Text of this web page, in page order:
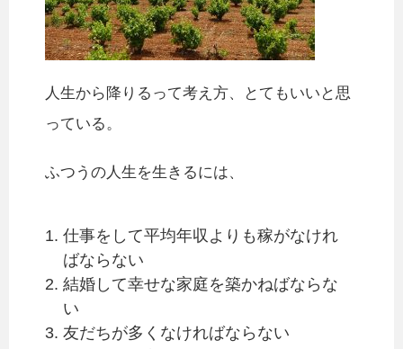
人生から降りるって考え方、とてもいいと思
っている。
ふつうの人生を生きるには、
仕事をして平均年収よりも稼がなけれ
ばならない
結婚して幸せな家庭を築かねばならな
い
友だちが多くなければならない